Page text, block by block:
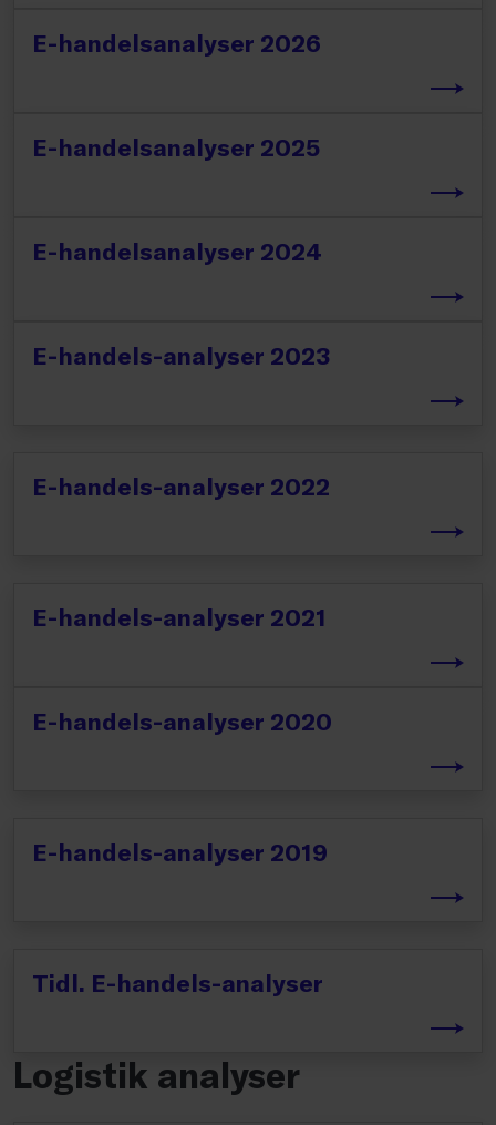
E-handelsanalyser 2026
E-handelsanalyser 2025
E-handelsanalyser 2024
E-handels-analyser 2023
E-handels-analyser 2022
E-handels-analyser 2021
E-handels-analyser 2020
E-handels-analyser 2019
Tidl. E-handels-analyser
Logistik analyser